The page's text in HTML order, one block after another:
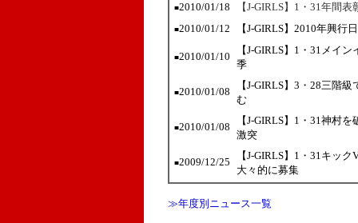
■2010/01/18 【J-GIRLS】1・31年間
■2010/01/12 【J-GIRLS】2010年興
■2010/01/10
【J-GIRLS】1・31メイ
季
■2010/01/08
【J-GIRLS】3・28三階
む
■2010/01/08
【J-GIRLS】1・31神村
激突
■2009/12/25
【J-GIRLS】1・31キッ
大々的に募集
≫年度別ニュース一覧